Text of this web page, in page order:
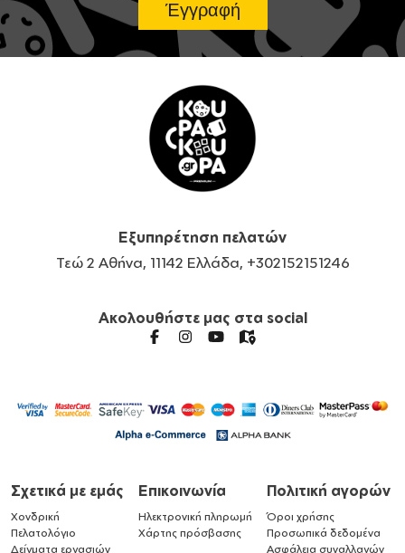
Εξυπηρέτηση πελατών
Τεώ 2 Αθήνα, 11142 Ελλάδα, +302152151246
Ακολουθήστε μας στα social
Σχετικά με εμάς
Χονδρική
Πελατολόγιο
Δείγματα εργασιών
Επικοινωνία
Ηλεκτρονική πληρωμή
Χάρτης πρόσβασης
Πολιτική αγορών
Όροι χρήσης
Προσωπικά δεδομένα
Ασφάλεια συναλλαγών